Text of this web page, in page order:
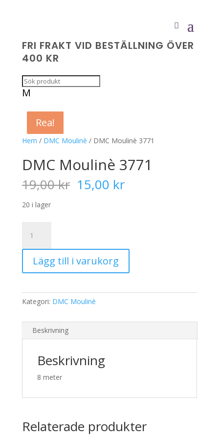
FRI FRAKT VID BESTÄLLNING ÖVER
400 KR
M
Hem / DMC Moulinè / DMC Moulinè 3771
Rea!
DMC Moulinè 3771
19,00kr Det
ursprungliga
15,00 krDet
20 i lager
Moulinè
3771
mängdLägg till i varukorg
Kategori: DMC Moulinè
Beskrivning
Beskrivning
8 meter
Relaterade produkter
Rea!
Rea!
Rea!